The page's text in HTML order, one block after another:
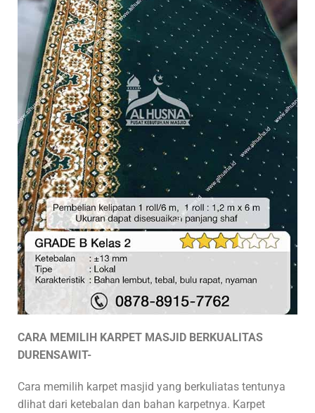
CARA MEMILIH KARPET MASJID BERKUALITAS
DURENSAWIT-
Cara memilih karpet masjid yang berkuliatas tentunya
dlihat dari ketebalan dan bahan karpetnya. Karpet